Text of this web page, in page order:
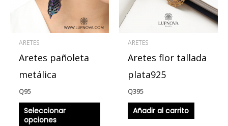
ARETES
Aretes pañoleta
metálica
Q95
Seleccionar
opciones
Las
opciones
se
ARETES
Aretes flor tallada
plata925
Q395
Añadir al carrito